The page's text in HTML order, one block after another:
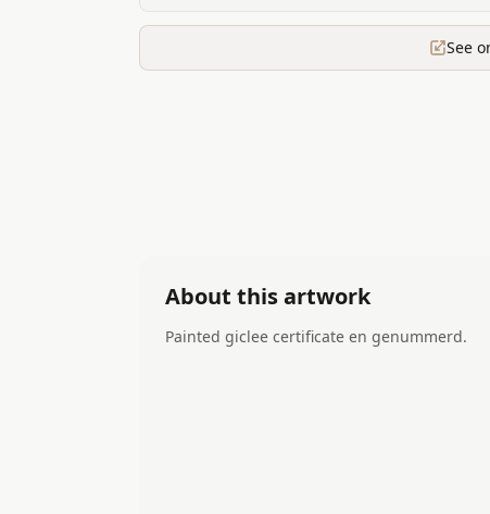
See
About this artwork
Painted giclee certificate en genummerd.